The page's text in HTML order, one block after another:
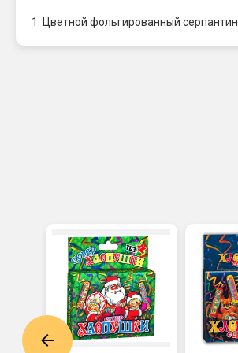
1. Цветной фольгированный